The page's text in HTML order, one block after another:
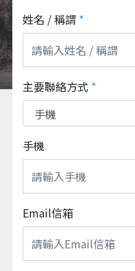
姓名 / 稱謂 *
主要聯絡方式 *
手機
Email信箱